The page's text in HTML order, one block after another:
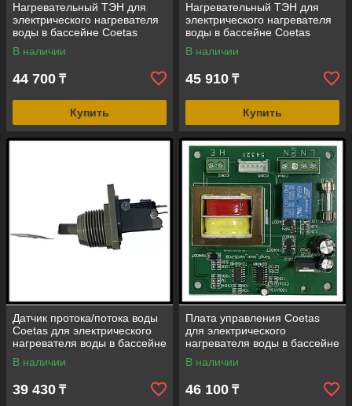
Нагревательный ТЭН для
электрического нагревателя
воды в бассейне Coetas
(мощность = 7,5 кВт, нержав.
сталь)
В наличии
44 700 ₸
Купить
Нагревательный ТЭН для
электрического нагревателя
воды в бассейне Coetas
(мощность = 9 кВт, нержав.
сталь)
В наличии
45 910 ₸
Купить
Датчик протока/потока воды
Coetas для электрического
нагревателя воды в бассейне
В наличии
39 430 ₸
Плата управления Coetas
для электрического
нагревателя воды в бассейне
В наличии
46 100 ₸